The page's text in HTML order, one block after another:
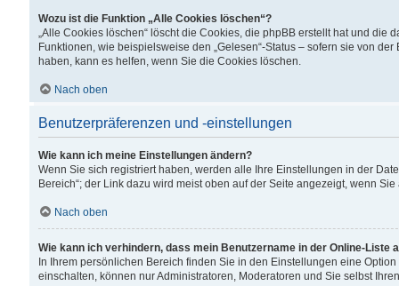
Wozu ist die Funktion „Alle Cookies löschen“?
„Alle Cookies löschen“ löscht die Cookies, die phpBB erstellt hat und
Funktionen, wie beispielsweise den „Gelesen“-Status – sofern sie von
haben, kann es helfen, wenn Sie die Cookies löschen.
Nach oben
Benutzerpräferenzen und -einstellungen
Wie kann ich meine Einstellungen ändern?
Wenn Sie sich registriert haben, werden alle Ihre Einstellungen in der
Bereich“; der Link dazu wird meist oben auf der Seite angezeigt, wenn
Nach oben
Wie kann ich verhindern, dass mein Benutzername in der Online-Liste
In Ihrem persönlichen Bereich finden Sie in den Einstellungen eine
einschalten, können nur Administratoren, Moderatoren und Sie selbst